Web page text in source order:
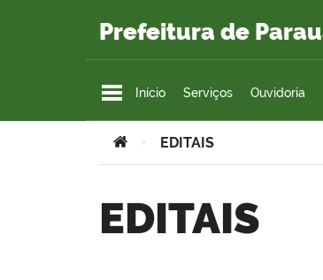
Prefeitura de
Início Serviços Ouvidoria
Você está aqui:
> EDITAIS
EDITAIS